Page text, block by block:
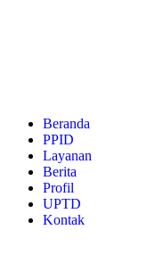
Beranda
PPID
Layanan
Berita
Profil
UPTD
Kontak